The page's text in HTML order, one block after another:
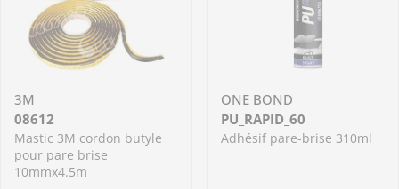
3M
08612
Mastic 3M cordon butyle
pour pare brise
10mmx4.5m
ONE BOND
PU_RAPID_60
Adhésif pare-brise 310ml